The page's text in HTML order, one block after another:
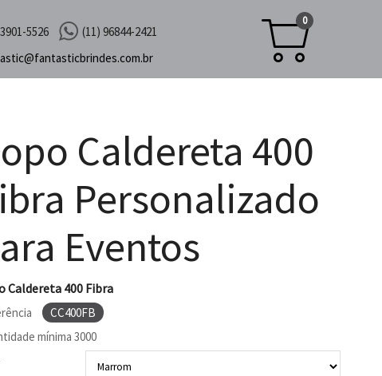
5526
(11) 96844-2421
fantasticbrindes.com.br
0
Caldereta 400
Personalizado
Eventos
Caldereta 400 Fibra
CC400FB
mínima 3000